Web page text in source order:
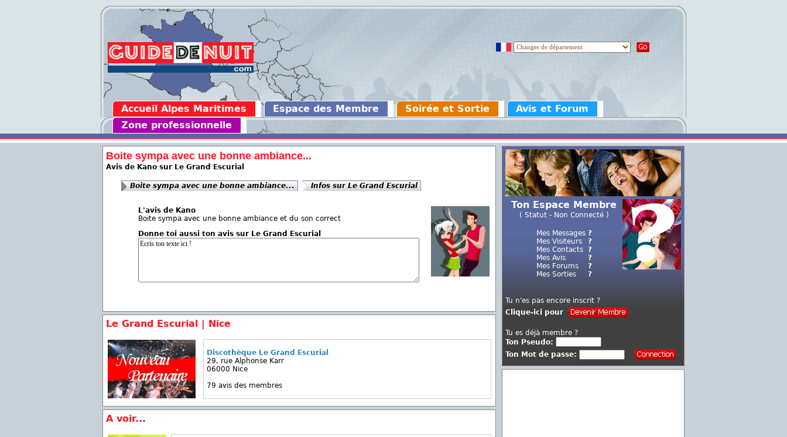
Accueil Alpes Maritimes Espace des Membre Soirée et Sortie
Avis et Forum
Zone professionnelle
Boite sympa avec une bonne ambiance...
Avis de Kano sur Le Grand Escurial
Boite sympa avec une bonne ambiance... Infos sur Le Grand Escurial
L'avis de Kano
Boite sympa avec une bonne ambiance et du son correct
Donne toi aussi ton avis sur Le Grand Escurial
Le Grand Escurial | Nice
Discothèque Le Grand Escurial
29, rue Alphonse Karr
06000 Nice
79 avis des membres
A voir...
Ton Espace Membre
( Statut - Non Connecté )
Mes Messages
Mes Visiteurs
Mes Contacts
Mes Avis
Mes Forums
Mes Sorties
?
?
?
?
?
?
Tu n'es pas encore inscrit ?
Clique-ici pour
Tu es déjà membre ?
Ton Pseudo:
Ton Mot de passe: